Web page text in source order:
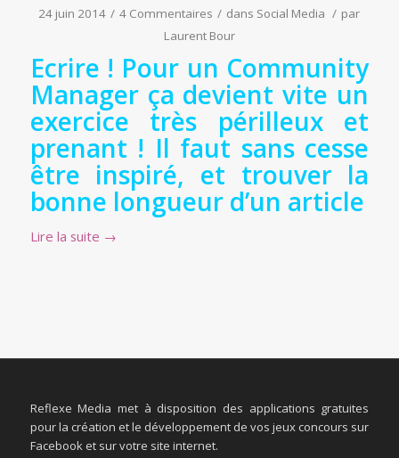
24 juin 2014 / 4 Commentaires / dans Social Media / par
Laurent Bour
Ecrire ! Pour un Community
Manager ça devient vite un
exercice très périlleux et
prenant ! Il faut sans cesse
être inspiré, et trouver la
bonne longueur d’un article
Lire la suite →
Reflexe Media met à disposition des applications gratuites
pour la création et le développement de vos jeux concours sur
Facebook et sur votre site internet.